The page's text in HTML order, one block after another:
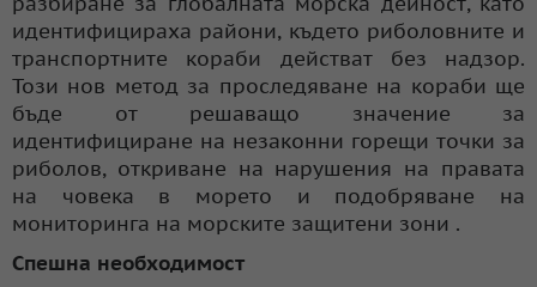
идентифицираха райони, където риболовните и
транспортните кораби действат без надзор.
Този нов метод за проследяване на кораби ще
бъде от решаващо значение за
идентифициране на незаконни горещи точки за
риболов, откриване на нарушения на правата
на човека в морето и подобряване на
мониторинга на морските защитени зони .
Спешна необходимост